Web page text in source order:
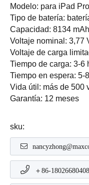
Modelo: para iPad
Tipo de batería:
Capacidad: 8134
Voltaje nominal: 3,77
Voltaje de carga
Tiempo de carga: 3-6
Tiempo en espera: 5-
Vida útil: más de 500
Garantía: 12 meses
sku:
＋86-18026680408